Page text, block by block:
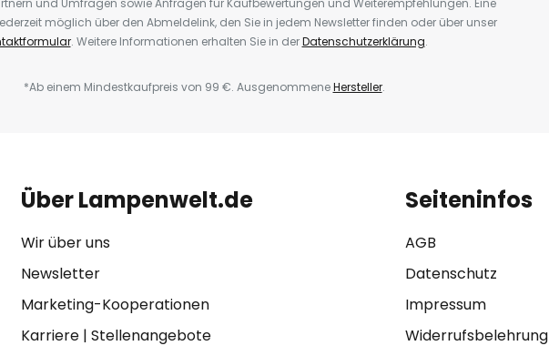
und Umfragen sowie Anfragen für Kaufbewertungen und Weiterempfehlungen. Eine
möglich über den Abmeldelink, den Sie in jedem Newsletter finden oder über unser
. Weitere Informationen erhalten Sie in derDatenschutzerklärung.
*Ab einem Mindestkaufpreis von 99 €. AusgenommeneHersteller.
Über Lampenwelt.de
Wir über uns
Newsletter
Marketing-Kooperationen
Karriere| Stellenangebote
Seiteninfos
AGB
Datenschutz
Impressum
Widerrufsbelehrung